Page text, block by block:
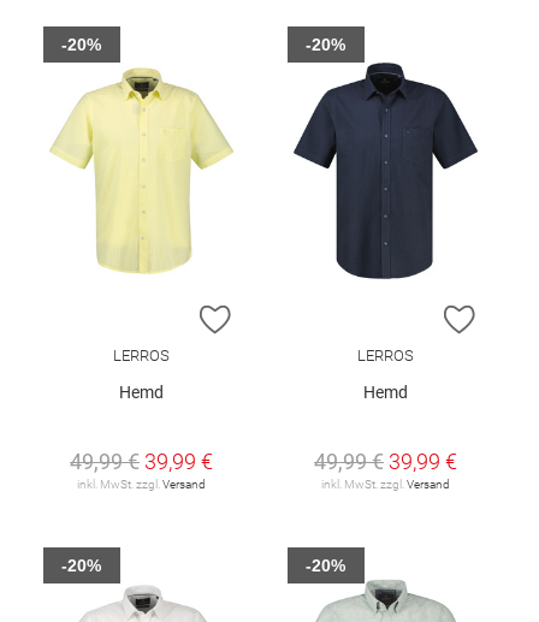
ZUR WUNSCHLISTE HINZUFÜGEN
LERROS
Hemd
49,99 € 39,99 €
inkl. MwSt. zzgl. Versand
-20%
ZUR
LERROS
Hemd
49,99 € 39,99 €
inkl. MwSt. zzgl. Versand
-20%
-20% -20%